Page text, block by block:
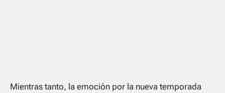
Mientras tanto, la emoción por la nueva temporada